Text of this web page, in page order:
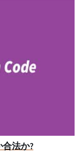
合法か?